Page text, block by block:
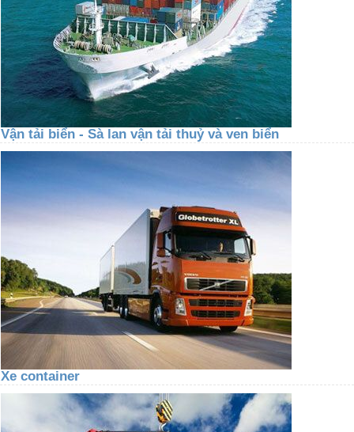
Vận tải biển - Sà lan vận tải thuỷ và ven biển
Xe container